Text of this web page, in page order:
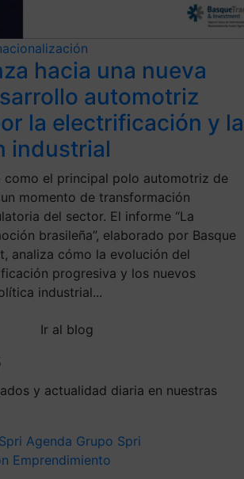
hacia una nueva
automotriz
la electrificación y la
industrial
como el principal polo automotriz de
momento de transformación
del sector. El informe “La
brasileña”, elaborado por Basque
analiza cómo la evolución del
progresiva y los nuevos
industrial...
Ir al blog
y actualidad diaria en nuestras
Agenda Grupo Spri
Emprendimiento